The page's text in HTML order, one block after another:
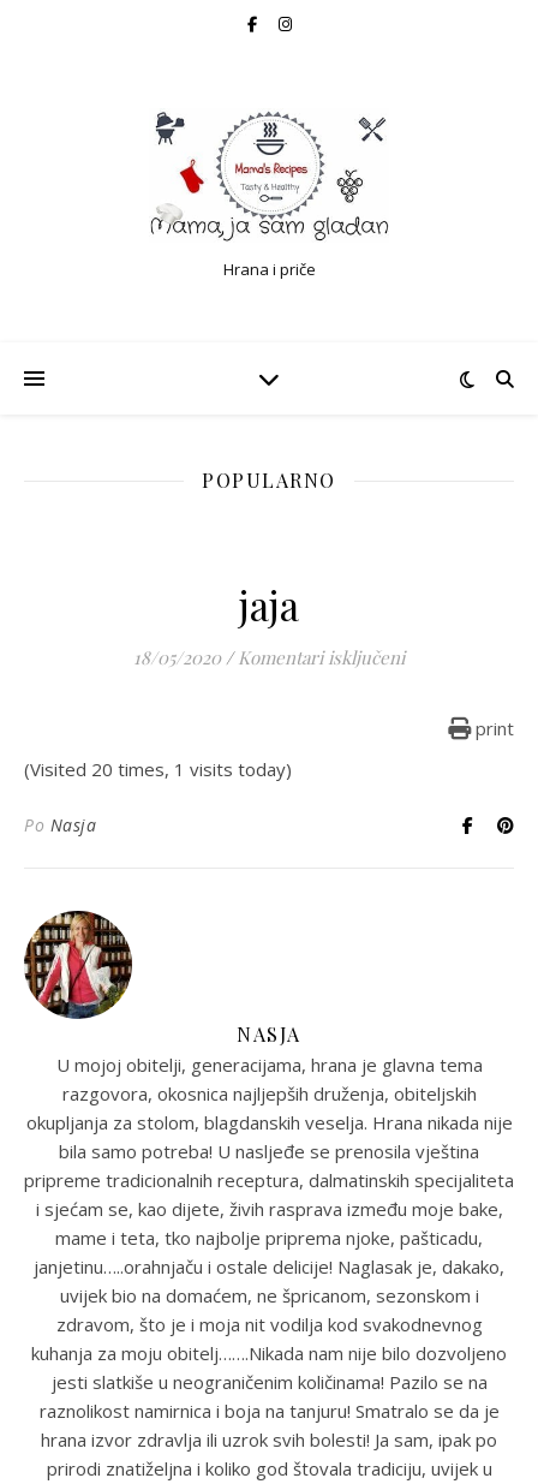
Hrana i priče
POPULARNO
jaja
18/05/2020 / Komentari isključeniza jaja
print
(Visited 20 times, 1 visits today)
Po Nasja
NASJA
U mojoj obitelji, generacijama, hrana je glavna tema
razgovora, okosnica najljepših druženja, obiteljskih
okupljanja za stolom, blagdanskih veselja. Hrana nikada nije
bila samo potreba! U nasljeđe se prenosila vještina
pripreme tradicionalnih receptura, dalmatinskih specijaliteta
i sjećam se, kao dijete, živih rasprava između moje bake,
mame i teta, tko najbolje priprema njoke, pašticadu,
janjetinu…..orahnjaču i ostale delicije! Naglasak je, dakako,
uvijek bio na domaćem, ne špricanom, sezonskom i
zdravom, što je i moja nit vodilja kod svakodnevnog
kuhanja za moju obitelj…….Nikada nam nije bilo dozvoljeno
jesti slatkiše u neograničenim količinama! Pazilo se na
raznolikost namirnica i boja na tanjuru! Smatralo se da je
hrana izvor zdravlja ili uzrok svih bolesti! Ja sam, ipak po
prirodi znatiželjna i koliko god štovala tradiciju, uvijek u